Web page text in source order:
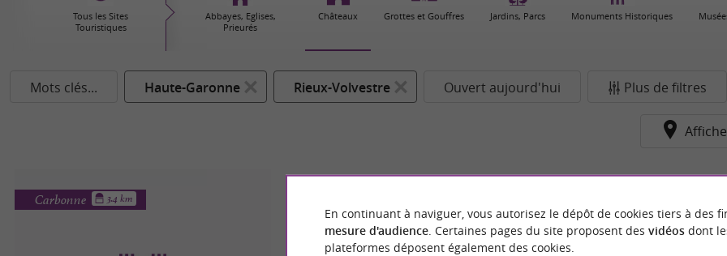
Tous les Sites
Touristiques
Abbayes, Eglises,
Prieurés
Châteaux Grottes et Gouffres Jardins, Parcs Monuments Historiques
Mots clés... Haute-Garonne Rieux-Volvestre Ouvert aujourd'hui Plus de filtres
Carbonne 3.4 km
En continuant à naviguer, vous autorisez le dépôt de cookies tiers à des
mesure d'audience. Certaines pages du site proposent des vidéosdont
plateformes déposent également des cookies.